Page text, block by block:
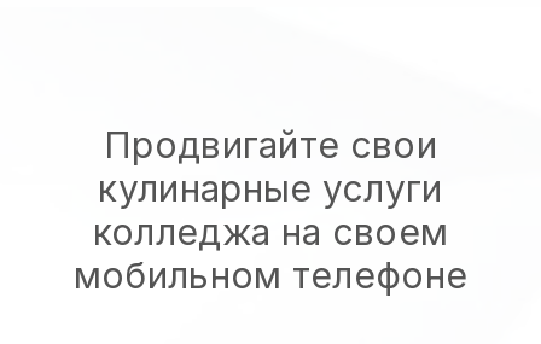
Продвигайте свои
кулинарные услуги
колледжа на своем
мобильном телефоне